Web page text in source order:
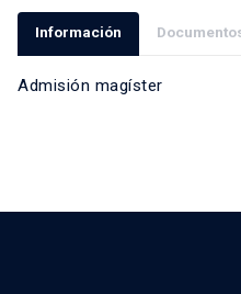
Información
Admisión magíster